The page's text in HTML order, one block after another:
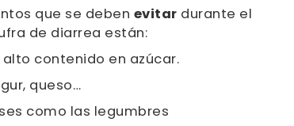
que se deben evitar durante el
de diarrea están:
contenido en azúcar.
queso…
como las legumbres